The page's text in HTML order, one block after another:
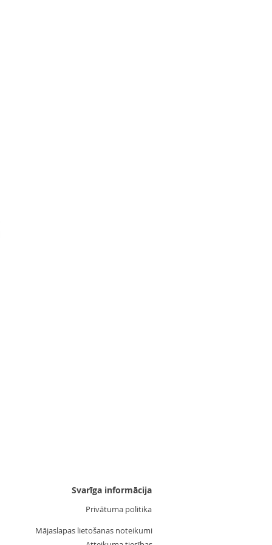
Svarīga informācija
Privātuma politika
Mājaslapas lietošanas noteikumi